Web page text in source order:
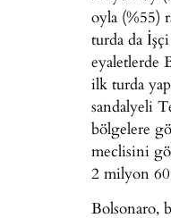
oyla (%55)
turda da
eyaletlerde
ilk turda
sandalyeli
bölgelere
meclisini
2 milyon
Bolsonaro,